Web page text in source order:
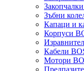
Зъбни
Капаци и
Корпуси
Кабели
Мотори